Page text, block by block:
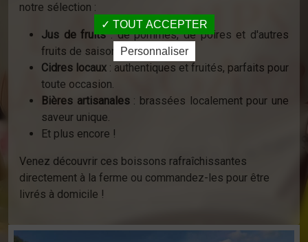
notre sélection :
Jus de fruits: de pommes, de poires et d'autres
fruits de saison.
Cidres locaux : authentiques et fruités, parfaits pour
toute occasion.
Bières artisanales: brassées localement pour une
saveur unique.
Et plus encore !
Venez découvrir ces boissons rafraîchissantes
directement à la ferme ou commandez-les pour être
livrés à domicile !
TOUT ACCEPTER
Personnaliser